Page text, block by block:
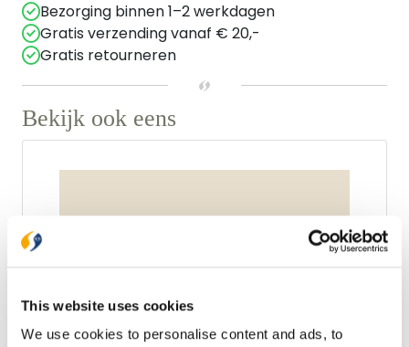
This website uses cookies
We use cookies to personalise content and ads, to
Bezorging binnen 1–2 werkdagen
Gratis verzending vanaf € 20,-
Gratis retourneren
Bekijk ook eens